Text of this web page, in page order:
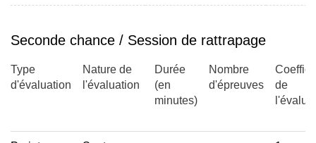
cadre théorique : affordance, conscience de situation,
autonomie et dépendance.
domaines d'application :
véhicules autonomes : automobile , ferroviaire
Seconde chance / Session de rattrapage
Type
d'évaluation
Nature de
l'évaluation
Durée
(en
minutes)
Nombre
d'épreuves
de